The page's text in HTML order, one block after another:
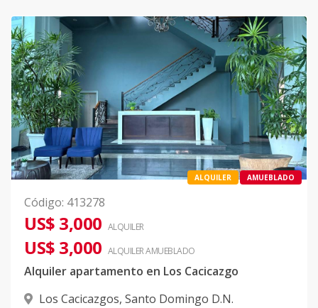
ALQUILER AMUEBLADO
Código: 413278
US$ 3,000 ALQUILER
US$ 3,000 ALQUILERAMUEBLADO
Alquiler apartamento en Los Cacicazgo
Los Cacicazgos, Santo Domingo D.N.